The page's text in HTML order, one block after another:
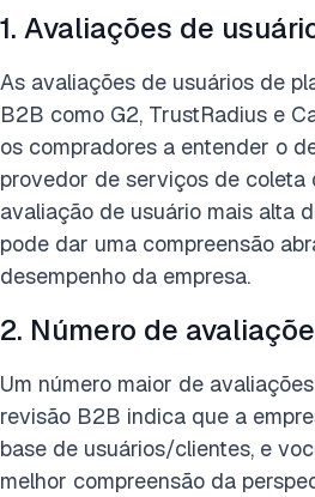
1. Avaliações de
As avaliações de usuários de
B2B como G2, TrustRadius e
os compradores a entender o
provedor de serviços de coleta
avaliação de usuário mais alta
pode dar uma compreensão
desempenho da empresa.
2. Número de
Um número maior de
revisão B2B indica que a
base de usuários/clientes, e
melhor compreensão da